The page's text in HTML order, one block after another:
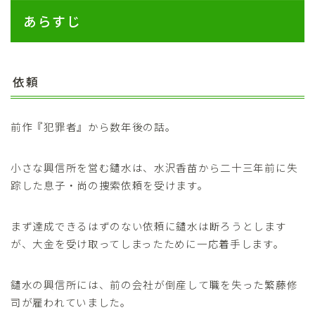
あらすじ
依頼
前作『犯罪者』から数年後の話。
小さな興信所を営む鑓水は、水沢香苗から二十三年前に失
踪した息子・尚の捜索依頼を受けます。
まず達成できるはずのない依頼に鑓水は断ろうとします
が、大金を受け取ってしまったために一応着手します。
鑓水の興信所には、前の会社が倒産して職を失った繁藤修
司が雇われていました。